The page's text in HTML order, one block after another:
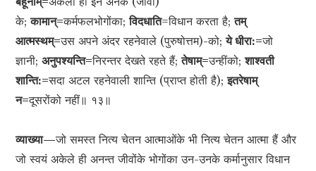
के;कामान्=कर्मफलभोगोंका;विदधाति=विधान करता है;तम्
आत्मस्थम्=उस अपने अंदर रहनेवाले (पुरुषोत्तम)-को;ये धीरा:=जो
ज्ञानी;अनुपश्यन्ति=निरन्तर देखते रहते हैं;तेषाम्=उन्हींको;शाश्वती
शान्ति:=सदा अटल रहनेवाली शान्ति (प्राप्त होती है);इतरेषाम्
न=दूसरोंको नहीं॥ १३॥
व्याख्या—जो समस्त नित्य चेतन आत्माओंके भी नित्य चेतन आत्मा हैं और
जो स्वयं अकेले ही अनन्त जीवोंके भोगोंका उन-उनके कर्मानुसार विधान